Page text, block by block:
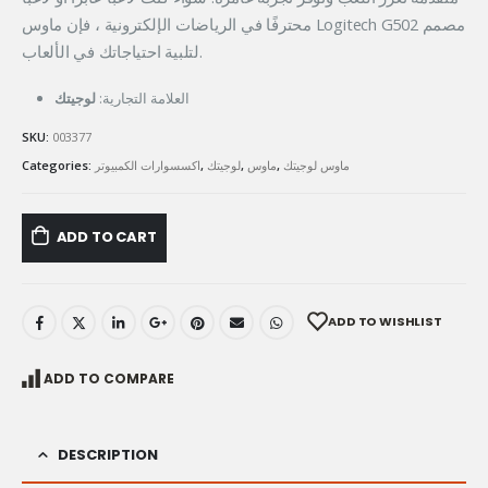
محترفًا في الرياضات الإلكترونية ، فإن ماوس Logitech G502 مصمم
لتلبية احتياجاتك في الألعاب.
العلامة التجارية:لوجيتك
SKU: 003377
Categories: اكسسوارات الكمبيوتر, لوجيتك, ماوس, ماوس لوجيتك
ADD TO CART
ADD TO WISHLIST
ADD TO COMPARE
DESCRIPTION